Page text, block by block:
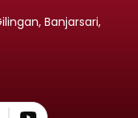
Banjarsari,